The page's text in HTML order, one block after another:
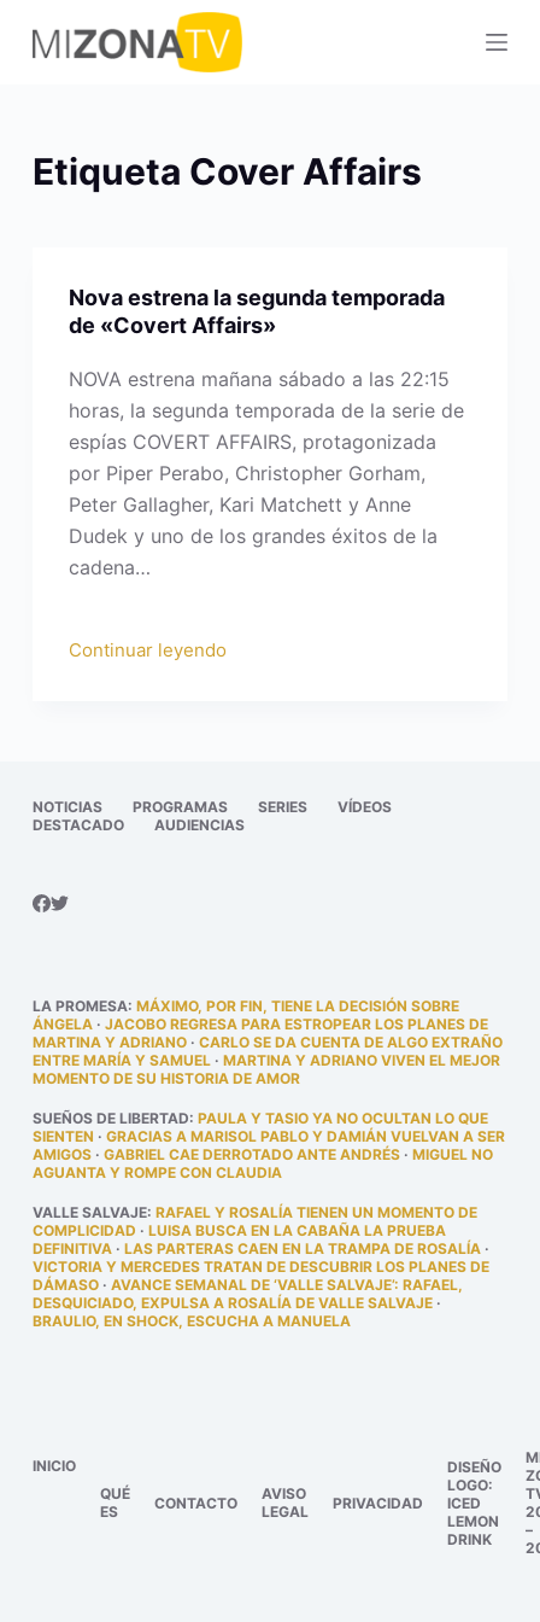
S
a
aEtiqueta Cover Affairs
Nova estrena la segunda temporada
de «Covert Affairs»
NOVA estrena mañana sábado a las 22:15
horas, la segunda temporada de la serie de
espías COVERT AFFAIRS, protagonizada
por Piper Perabo, Christopher Gorham,
Peter Gallagher, Kari Matchett y Anne
Dudek y uno de los grandes éxitos de la
cadena…
Continuar leyendo
NOTICIAS PROGRAMAS SERIES
VÍDEOS
DESTACADO
AUDIENCIAS
LA PROMESA: MÁXIMO, POR FIN, TIENE LA DECISIÓN SOBRE
ÁNGELA· JACOBO REGRESA PARA ESTROPEAR LOS PLANES DE
MARTINA Y ADRIANO· CARLO SE DA CUENTA DE ALGO EXTRAÑO
ENTRE MARÍA Y SAMUEL· MARTINA Y ADRIANO VIVEN EL MEJOR
MOMENTO DE SU HISTORIA DE AMOR
SUEÑOS DE LIBERTAD: PAULA Y TASIO YA NO OCULTAN LO QUE
SIENTEN · GRACIAS A MARISOL PABLO Y DAMIÁN VUELVAN A SER
AMIGOS· GABRIEL CAE DERROTADO ANTE ANDRÉS· MIGUEL NO
AGUANTA Y ROMPE CON CLAUDIA
VALLE SALVAJE: RAFAEL Y ROSALÍA TIENEN UN MOMENTO DE
COMPLICIDAD · LUISA BUSCA EN LA CABAÑA LA PRUEBA
DEFINITIVA· LAS PARTERAS CAEN EN LA TRAMPA DE ROSALÍA·
VICTORIA Y MERCEDES TRATAN DE DESCUBRIR LOS PLANES DE
DÁMASO· AVANCE SEMANAL DE ‘VALLE SALVAJE’: RAFAEL,
DESQUICIADO, EXPULSA A ROSALÍA DE VALLE SALVAJE·
BRAULIO, EN SHOCK, ESCUCHA A MANUELA
INICIO
QUÉ
ES
CONTACTO
AVISO
LEGAL
PRIVACIDAD
DISEÑO
LOGO:
ICED
LEMON
DRINK
–